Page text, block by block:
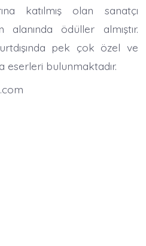
katılmış olan sanatçı
ödüller almıştır.
pek çok özel ve
eserleri bulunmaktadır.